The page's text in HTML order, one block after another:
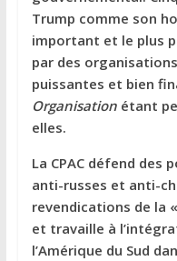
Trump comme son
important et le plus
par des
puissantes et bien
Organisationétant
elles.
La CPAC défend des
anti-russes et anti-
revendications de la
et travaille à
l’Amérique du Sud